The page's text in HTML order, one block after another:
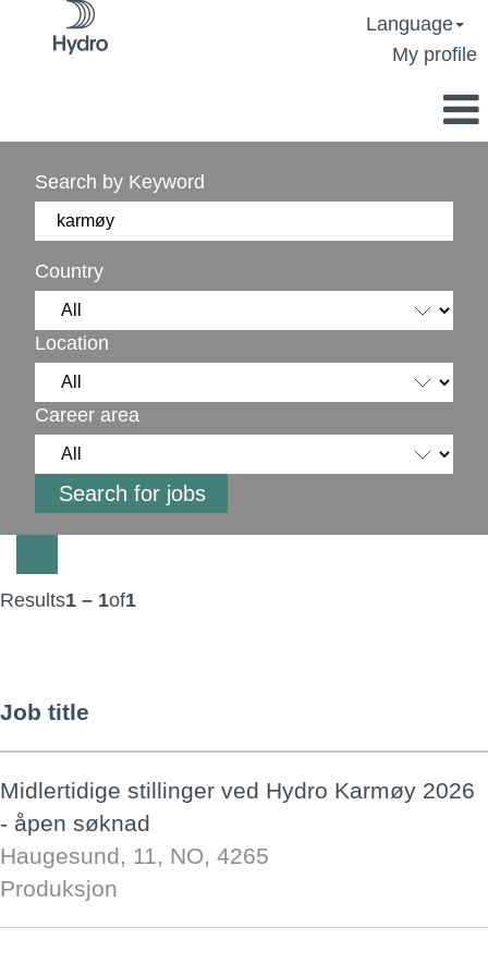
Language
My profile
Search by Keyword
Country
Location
Career area
Results1 – 1of1
Job title
Midlertidige stillinger ved Hydro Karmøy 2026
- åpen søknad
Haugesund, 11, NO, 4265
Produksjon